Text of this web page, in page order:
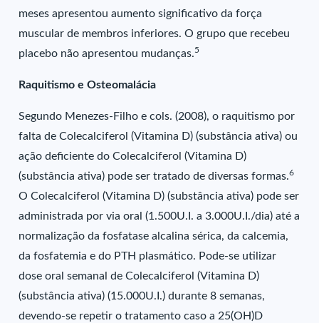
meses apresentou aumento significativo da força
muscular de membros inferiores. O grupo que recebeu
placebo não apresentou mudanças.5
Raquitismo e Osteomalácia
Segundo Menezes-Filho e cols. (2008), o raquitismo por
falta de Colecalciferol (Vitamina D) (substância ativa) ou
ação deficiente do Colecalciferol (Vitamina D)
(substância ativa) pode ser tratado de diversas formas.6
O Colecalciferol (Vitamina D) (substância ativa) pode ser
administrada por via oral (1.500U.I. a 3.000U.I./dia) até a
normalização da fosfatase alcalina sérica, da calcemia,
da fosfatemia e do PTH plasmático. Pode-se utilizar
dose oral semanal de Colecalciferol (Vitamina D)
(substância ativa) (15.000U.I.) durante 8 semanas,
devendo-se repetir o tratamento caso a 25(OH)D